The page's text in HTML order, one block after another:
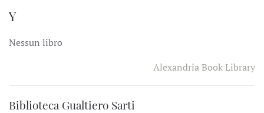
Y
Nessun libro
Alexandria Book Library
Biblioteca Gualtiero Sarti